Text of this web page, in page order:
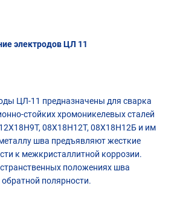
электродов ЦЛ 11
ЦЛ-11 предназначены для сварка
стойких хромоникелевых сталей
08Х18Н12Т, 08Х18Н12Б и им
шва предъявляют жесткие
к межкристаллитной коррозии.
положениях шва
полярности.